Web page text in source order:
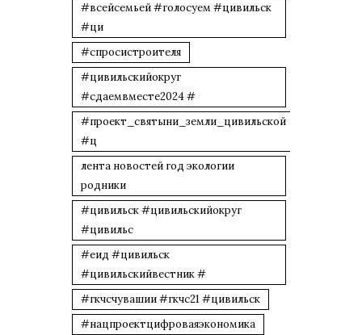
#всейсемьей #голосуем #цивильск
#ци
#спросистроителя
#цивильскийокруг
#сдаемвместе2024 #
#проект_святыни_земли_цивильской
#ц
лента новостей год экологии
родники
#цивильск #цивильскийокруг
#цивильс
#еид #цивильск
#цивильскийвестник #
#гкчсчувашии #гкчс21 #цивильск
#нацпроектцифроваяэкономика